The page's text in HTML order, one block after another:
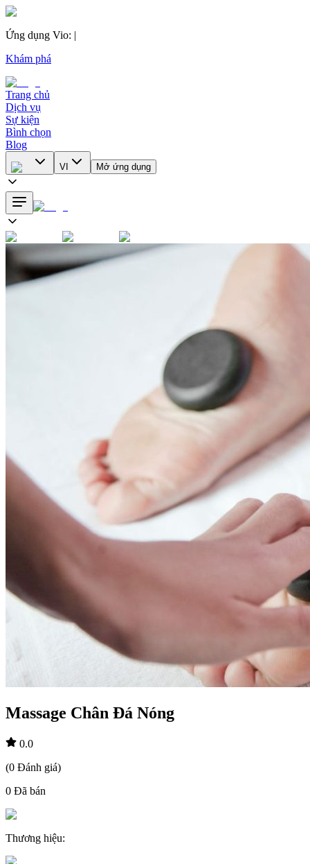
Ứng dụng Vio: |
Khám phá
Trang chủ
Dịch vụ
Sự kiện
Bình chọn
Blog
VI Mở ứng dụng
Massage Chân Đá Nóng
0.0
(0 Đánh giá)
0 Đã bán
Thương hiệu: